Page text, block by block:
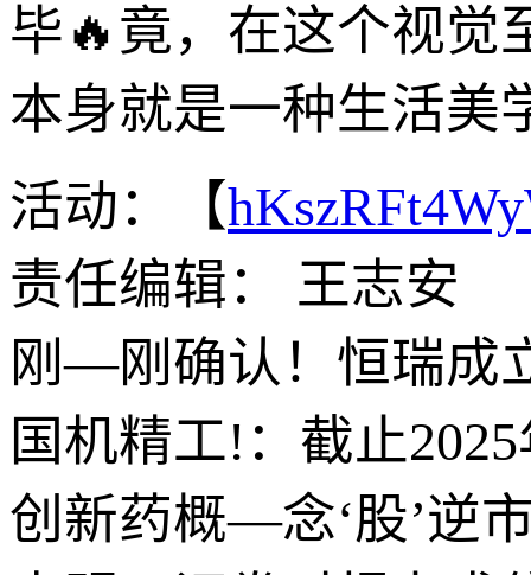
毕🔥竟，在这个视觉
本身就是一种生活美
活动：【
责任编辑： 王志安
刚—刚确认！恒瑞成
国机精工!：截止
创新药概—念‘股’逆